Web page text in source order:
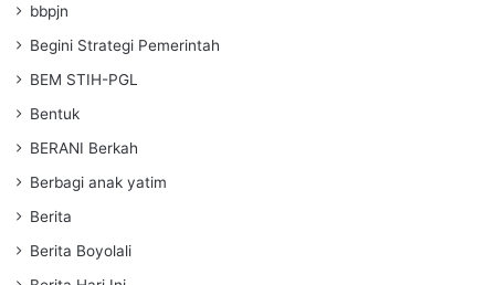
bbpjn
Begini Strategi Pemerintah
BEM STIH-PGL
Bentuk
BERANI Berkah
Berbagi anak yatim
Berita
Berita Boyolali